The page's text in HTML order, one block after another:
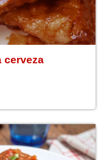
cerveza